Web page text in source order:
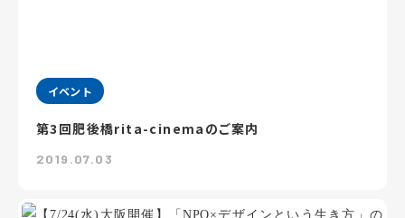
イベント
第3回肥後橋rita-cinemaのご案内
2019.07.03